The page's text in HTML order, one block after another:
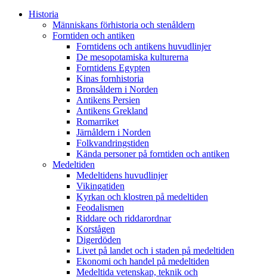
Historia
Människans förhistoria och stenåldern
Forntiden och antiken
Forntidens och antikens huvudlinjer
De mesopotamiska kulturerna
Forntidens Egypten
Kinas fornhistoria
Bronsåldern i Norden
Antikens Persien
Antikens Grekland
Romarriket
Järnåldern i Norden
Folkvandringstiden
Kända personer på forntiden och antiken
Medeltiden
Medeltidens huvudlinjer
Vikingatiden
Kyrkan och klostren på medeltiden
Feodalismen
Riddare och riddarordnar
Korstågen
Digerdöden
Livet på landet och i staden på medeltiden
Ekonomi och handel på medeltiden
Medeltida vetenskap, teknik och